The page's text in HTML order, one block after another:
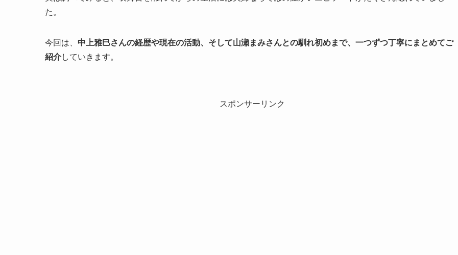
た。
今回は、 中上雅巳さんの経歴や現在の活動、そして山瀬まみさんとの馴れ初めまで、一つずつ丁寧にまとめてご
紹介していきます。
スポンサーリンク